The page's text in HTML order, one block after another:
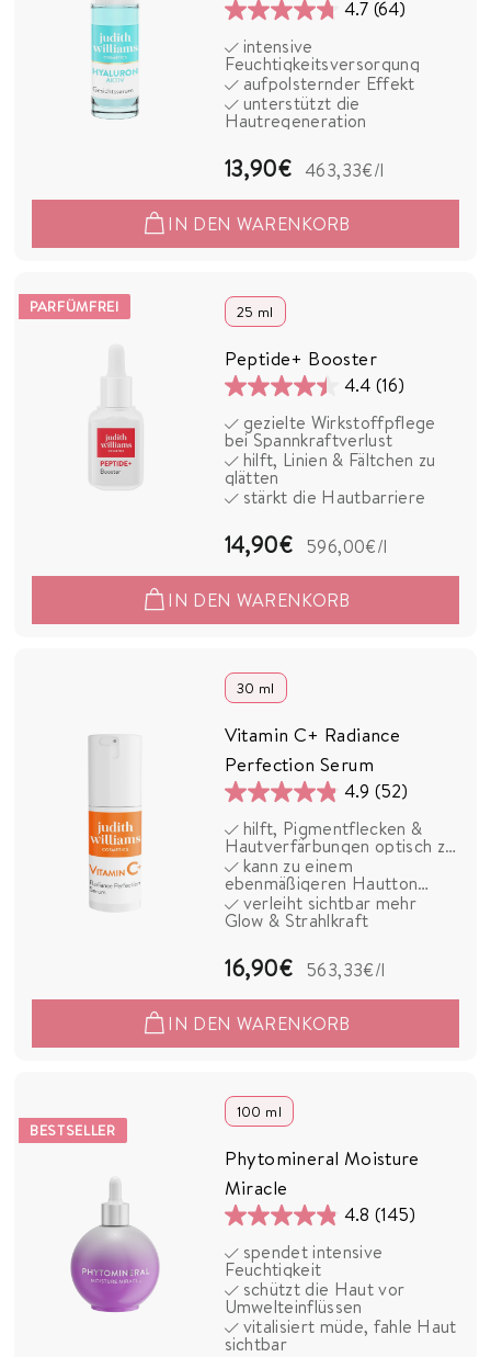
4.7 (64)
4.7
von
5
Sternen.
64
Bewertungen
intensive
Feuchtigkeitsversorgung
aufpolsternder Effekt
unterstützt die
Hautregeneration
13,90€1
3
,
463,33€/l
IN DEN WARENKORB
PARFÜMFREI 25 ml
Peptide+ Booster
4.4 (16)
4.4
von
5
Sternen.
16
Bewertungen
gezielte Wirkstoffpflege
bei Spannkraftverlust
hilft, Linien & Fältchen zu
glätten
stärkt die Hautbarriere
14,90€1
4
,
596,00€/l
IN DEN WARENKORB
30 ml
Vitamin C+ Radiance
Perfection Serum
4.9 (52)
4.9
von
5
Sternen.
52
hilft, Pigmentflecken &
Hautverfärbungen optisch zu
mildern
kann zu einem
ebenmäßigeren Hautton
beitragen
verleiht sichtbar mehr
Glow & Strahlkraft
16,90€1
6
,
0
563,33€/l
IN DEN WARENKORB
BESTSELLER
100 ml
Phytomineral Moisture
Miracle
4.8 (145)
4.8
von
5
Sternen.
145
spendet intensive
Feuchtigkeit
schützt die Haut vor
Umwelteinflüssen
vitalisiert müde, fahle Haut
sichtbar